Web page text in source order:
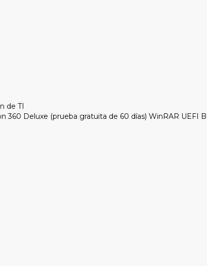
de TI
360 Deluxe (prueba gratuita de 60 días) WinRAR UEFI